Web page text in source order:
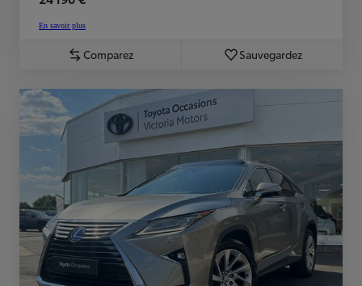
En savoir plus
Comparez Sauvegardez